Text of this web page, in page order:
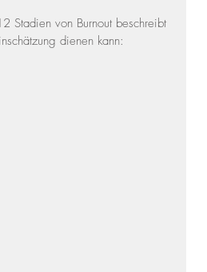
Stadien von Burnout beschreibt
dienen kann: